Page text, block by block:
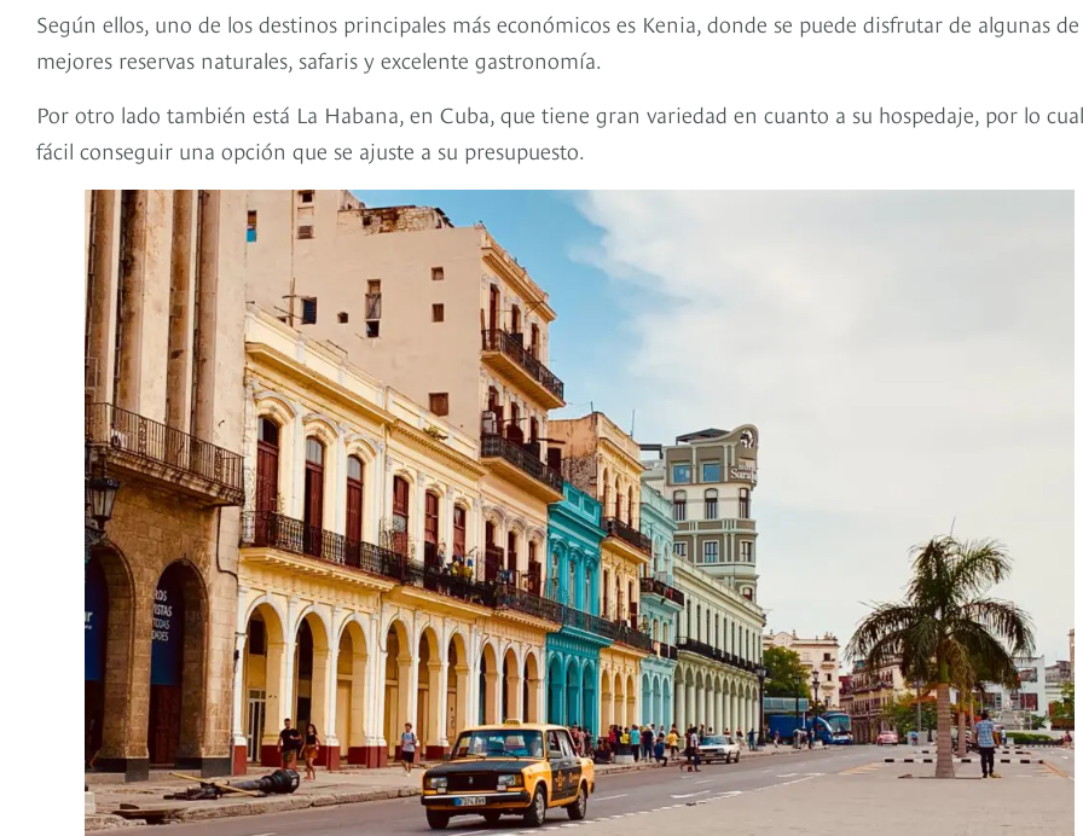
Según ellos, uno de los destinos principales más económicos es Kenia, donde se puede disfrutar de algunas de
mejores reservas naturales, safaris y excelente gastronomía.
Por otro lado también está La Habana, en Cuba, que tiene gran variedad en cuanto a su hospedaje, por lo
fácil conseguir una opción que se ajuste a su presupuesto.